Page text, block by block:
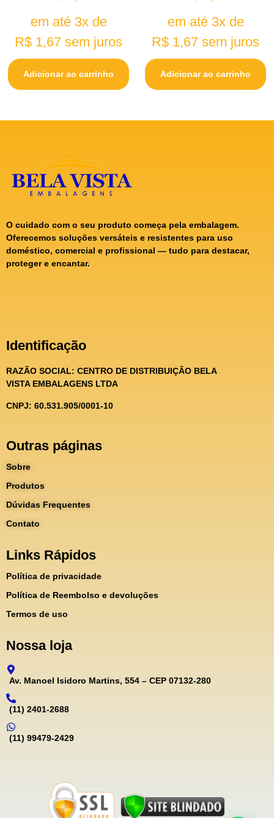
em até 3x de
R$ 1,67 sem juros
Adicionar ao carrinho
em até 3x de
R$ 1,67 sem juros
Adicionar ao carrinho
O cuidado com o seu produto começa pela embalagem.
Oferecemos soluções versáteis e resistentes para uso
doméstico, comercial e profissional — tudo para destacar,
proteger e encantar.
Identificação
RAZÃO SOCIAL: CENTRO DE DISTRIBUIÇÃO BELA
VISTA EMBALAGENS LTDA
CNPJ: 60.531.905/0001-10
Outras páginas
Sobre
Produtos
Dúvidas Frequentes
Contato
Links Rápidos
Política de privacidade
Política de Reembolso e devoluções
Termos de uso
Nossa loja
Av. Manoel Isidoro Martins, 554 – CEP 07132-280
(11) 2401-2688
(11) 99479-2429